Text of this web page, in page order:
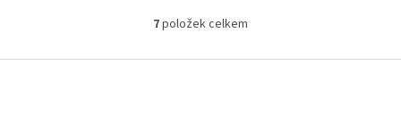
O
l
7položek celkem